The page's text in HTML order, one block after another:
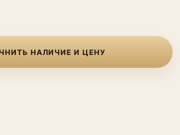
НАЛИЧИЕ И ЦЕНУ